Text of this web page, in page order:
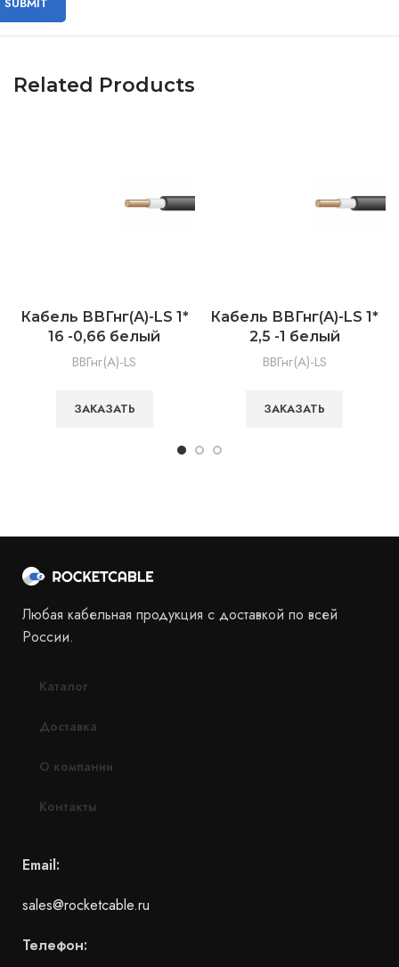
Related Products
Кабель ВВГнг(А)-LS 1*
16 -0,66 белый
ВВГнг(А)-LS
ЗАКАЗАТЬ
Кабель ВВГнг(А)-LS 1*
2,5 -1 белый
ВВГнг(А)-LS
ЗАКАЗАТЬ
Любая кабельная продукция с доставкой по всей
России.
Каталог
Доставка
О компании
Контакты
Email:
sales@rocketcable.ru
Телефон: